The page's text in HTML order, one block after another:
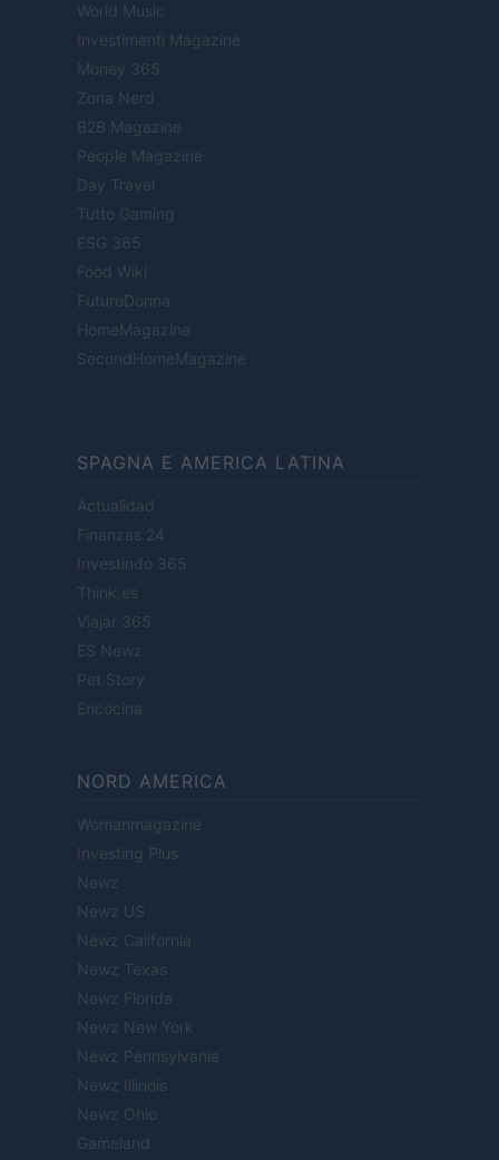
World Music
Investimenti Magazine
Money 365
Zona Nerd
B2B Magazine
People Magazine
Day Travel
Tutto Gaming
ESG 365
Food Wiki
FuturoDonna
HomeMagazine
SecondHomeMagazine
SPAGNA E AMERICA LATINA
Actualidad
Finanzas 24
Investindo 365
Think.es
Viajar 365
ES Newz
Pet Story
Encocina
NORD AMERICA
Womanmagazine
Investing Plus
Newz
Newz US
Newz California
Newz Texas
Newz Florida
Newz New York
Newz Pennsylvania
Newz Illinois
Newz Ohio
Gameland